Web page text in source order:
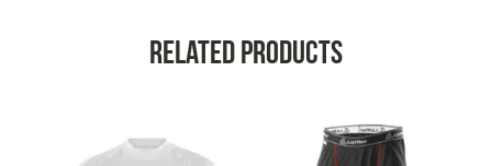
Related products